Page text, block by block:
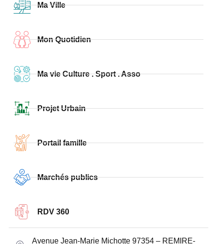
Ma Ville
Mon Quotidien
Ma vie Culture . Sport . Asso
Projet Urbain
Portail famille
Marchés publics
RDV 360
Avenue Jean-Marie Michotte 97354 – REMIRE-